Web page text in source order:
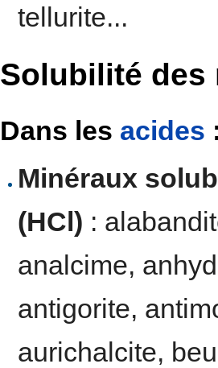
tellurite...
Solubilité des
Dans les acides
Minéraux
(HCl) :
analcime,
antigorite,
aurichalcite,